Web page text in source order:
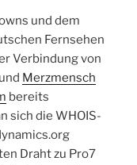
und dem
Fernsehen
Verbindung von
und Merzmensch
bereits
sich die WHOIS-
Draht zu Pro7